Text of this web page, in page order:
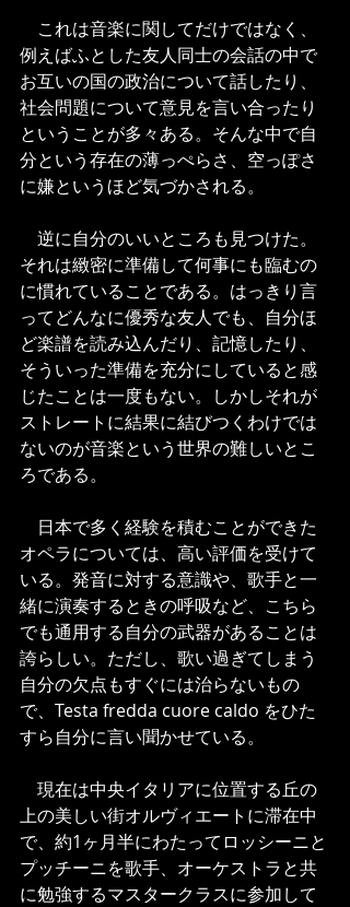
これは音楽に関してだけではなく、
例えばふとした友人同士の会話の中で
お互いの国の政治について話したり、
社会問題について意見を言い合ったり
ということが多々ある。そんな中で自
分という存在の薄っぺらさ、空っぽさ
に嫌というほど気づかされる。
逆に自分のいいところも見つけた。
それは緻密に準備して何事にも臨むの
に慣れていることである。はっきり言
ってどんなに優秀な友人でも、自分ほ
ど楽譜を読み込んだり、記憶したり、
そういった準備を充分にしていると感
じたことは一度もない。しかしそれが
ストレートに結果に結びつくわけでは
ないのが音楽という世界の難しいとこ
ろである。
日本で多く経験を積むことができた
オペラについては、高い評価を受けて
いる。発音に対する意識や、歌手と一
緒に演奏するときの呼吸など、こちら
でも通用する自分の武器があることは
誇らしい。ただし、歌い過ぎてしまう
自分の欠点もすぐには治らないもの
で、Testa fredda cuore caldo をひた
すら自分に言い聞かせている。
現在は中央イタリアに位置する丘の
上の美しい街オルヴィエートに滞在中
で、約1ヶ月半にわたってロッシーニと
プッチーニを歌手、オーケストラと共
に勉強するマスタークラスに参加して